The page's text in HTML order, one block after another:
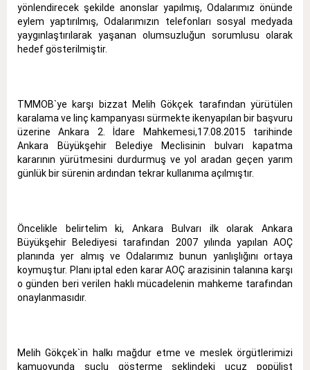
yönlendirecek şekilde anonslar yapılmış, Odalarımız önünde
eylem yaptırılmış, Odalarımızın telefonları sosyal medyada
yaygınlaştırılarak yaşanan olumsuzluğun sorumlusu olarak
hedef gösterilmiştir.
TMMOB`ye karşı bizzat Melih Gökçek tarafından yürütülen
karalama ve linç kampanyası sürmekte ikenyapılan bir başvuru
üzerine Ankara 2. İdare Mahkemesi,17.08.2015 tarihinde
Ankara Büyükşehir Belediye Meclisinin bulvarı kapatma
kararının yürütmesini durdurmuş ve yol aradan geçen yarım
günlük bir sürenin ardından tekrar kullanıma açılmıştır.
Öncelikle belirtelim ki, Ankara Bulvarı ilk olarak Ankara
Büyükşehir Belediyesi tarafından 2007 yılında yapılan AOÇ
planında yer almış ve Odalarımız bunun yanlışlığını ortaya
koymuştur. Planı iptal eden karar AOÇ arazisinin talanına karşı
o günden beri verilen haklı mücadelenin mahkeme tarafından
onaylanmasıdır.
Melih Gökçek`in halkı mağdur etme ve meslek örgütlerimizi
kamuoyunda suçlu gösterme şeklindeki ucuz popülist